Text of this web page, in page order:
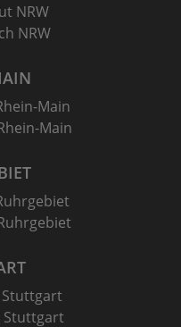
NRW
NRW
Main
Main
Stuttgart